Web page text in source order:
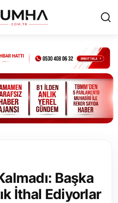
Başka
İthal Ediyorlar